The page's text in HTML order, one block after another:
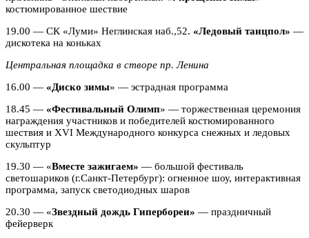
костюмированное шествие
19.00 — СК «Луми» Неглинская наб.,52. «Ледовый танцпол» —
дискотека на коньках
Центральная площадка в створе пр. Ленина
16.00 — «Диско зимы» — эстрадная программа
18.45 — «Фестивальный Олимп» — торжественная церемония
награждения участников и победителей костюмированного
шествия и ХVI Международного конкурса снежных и ледовых
скульптур
19.30 — «Вместе зажигаем» — большой фестиваль
светошариков (г.Санкт-Петербург): огненное шоу, интерактивная
программа, запуск светодиодных шаров
20.30 — «Звездный дождь Гипербореи» — праздничный
фейерверк